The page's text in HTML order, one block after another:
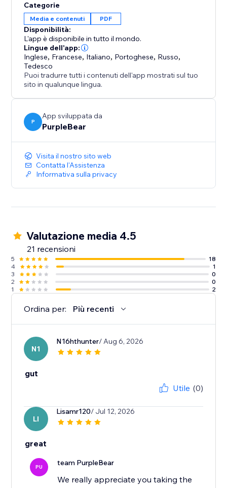
Ideal para negocios, tiendas en línea, restaurantes,
escuelas, agencias, portfolios y proveedores de
servicios que necesitan una forma simple y
profesional de compartir documentos en línea.
La aplicación es completamente compatible con
dispositivos móviles, fácil de configurar y no requiere
programación. Permite a los visitantes acceder a
web con un visualizador de PDF rápido y
personalizable.
Categorie
Media e contenuti PDF
Disponibilità:
L'app è disponibile in tutto il mondo.
Lingue dell'app:
Inglese, Francese, Italiano, Portoghese, Russo,
Tedesco
Puoi tradurre tutti i contenuti dell'app mostrati sul tuo
sito in qualunque lingua.
P
App sviluppata da
PurpleBear
Visita il nostro sito web
Contatta l'Assistenza
Informativa sulla privacy
Valutazione media 4.5
21 recensioni
5
18
4
1
3
0
2
0
1
2
Ordina per: Più recenti
N1
N16hthunter/ Aug 6, 2026
gut
Utile (0)
LI
Lisamr120/ Jul 12, 2026
great
PU team PurpleBear
We really appreciate you taking the